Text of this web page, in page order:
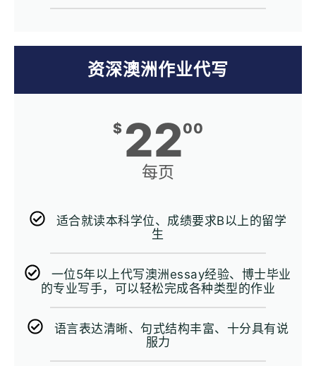
资深澳洲作业代写
$ 2200
每页
适合就读本科学位、成绩要求B以上的留学
生
一位5年以上代写澳洲essay经验、博士毕业
的专业写手，可以轻松完成各种类型的作业
语言表达清晰、句式结构丰富、十分具有说
服力